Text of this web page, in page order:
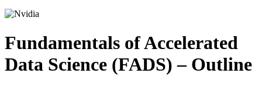
Fundamentals of Accelerated
Data Science (FADS) – Outline